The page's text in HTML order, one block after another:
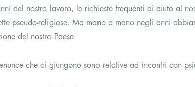
del nostro lavoro, le richieste frequenti di aiuto al
pseudo-religiose. Ma mano a mano negli anni
del nostro Paese.
che ci giungono sono relative ad incontri con